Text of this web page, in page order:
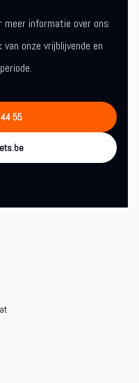
informatie over ons
onze vrijblijvende en
55